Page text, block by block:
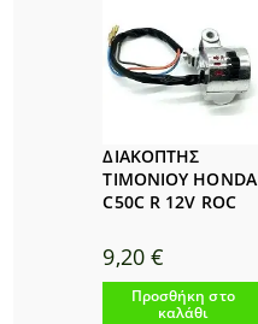
ΔΙΑΚΟΠΤΗΣ
ΤΙΜΟΝΙΟΥ HONDA
C50C R 12V ROC
9,20 €
Προσθήκη στο
καλάθι